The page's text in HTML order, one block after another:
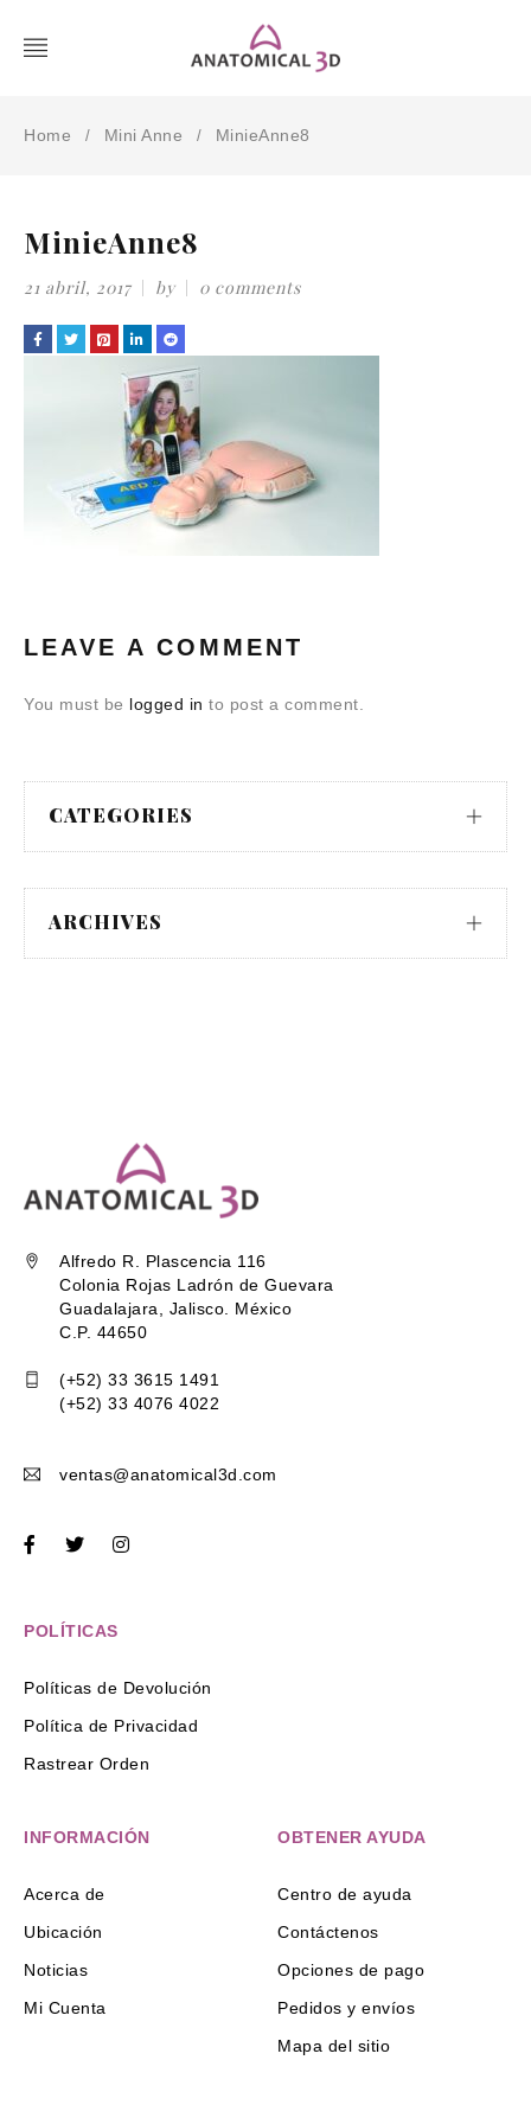
Home / Mini Anne / MinieAnne8
MinieAnne8
21 abril, 2017 by 0 comments
LEAVE A COMMENT
You must be logged in to post a comment.
CATEGORIES
ARCHIVES
Alfredo R. Plascencia 116
Colonia Rojas Ladrón de Guevara
Guadalajara, Jalisco. México
C.P. 44650
(+52) 33 3615 1491
(+52) 33 4076 4022
ventas@anatomical3d.com
POLÍTICAS
Políticas de Devolución
Política de Privacidad
Rastrear Orden
INFORMACIÓN
Acerca de
Ubicación
Noticias
Mi Cuenta
OBTENER AYUDA
Centro de ayuda
Contáctenos
Opciones de pago
Pedidos y envíos
Mapa del sitio